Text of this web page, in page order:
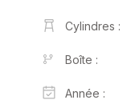
Cylindres :
Boîte :
Année :